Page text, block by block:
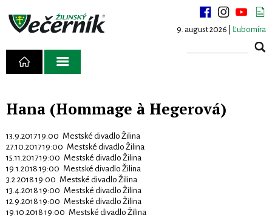
9. august 2026 | Ľubomíra
Hana (Hommage à Hegerová)
13.9.2017 19:00 Mestské divadlo Žilina
27.10.2017 19:00 Mestské divadlo Žilina
15.11.2017 19:00 Mestské divadlo Žilina
19.1.2018 19:00 Mestské divadlo Žilina
3.2.2018 19:00 Mestské divadlo Žilina
13.4.2018 19:00 Mestské divadlo Žilina
12.9.2018 19:00 Mestské divadlo Žilina
19.10.2018 19:00 Mestské divadlo Žilina